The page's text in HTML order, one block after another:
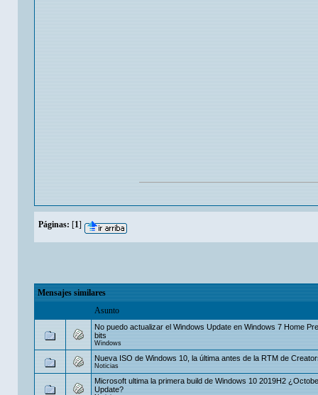
Páginas: [1]
Mensajes similares
Asunto
No puedo actualizar el Windows Update en Windows 7 Home
bits
Windows
Nueva ISO de Windows 10, la última antes de la RTM de
Noticias
Microsoft ultima la primera build de Windows 10 2019H2
Update?